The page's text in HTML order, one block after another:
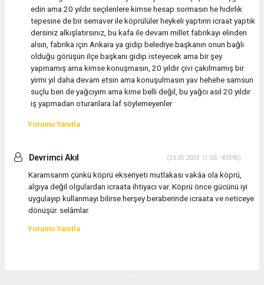
edin ama 20 yıldır seçilenlere kimse hesap sormasın he hıdırlık
tepesine de bir semaver ile köprülüler heykeli yaptırın icraat yaptık
dersiniz alkışlatırsınız, bu kafa ile devam millet fabrikayı elinden
alsın, fabrika için Ankara ya gidip belediye başkanın onun bağlı
olduğu görüşün ilçe başkanı gidip isteyecek ama bir şey
yapmamış ama kimse konuşmasın, 20 yıldır çivi çakılmamış bir
yirmi yıl daha devam etsin ama konuşulmasın yav hehehe samsun
suçlu ben de yağcıyım ama kime belli değil, bu yağcı asıl 20 yıldır
iş yapmadan oturanlara laf söylemeyenler
Yorumu Yanıtla
Devrimci Akıl (23.05.2025 11:06 - #3595)
Karamsarım çünkü köprü ekseriyeti mutlakası vakâa ola köprü,
algıya değil olgulardan icraata ihtiyacı var. Köprü önce gücünü iyi
uygulayıp kullanmayı bilirse herşey beraberinde icraata ve neticeye
dönüşür. selâmlar.
Yorumu Yanıtla